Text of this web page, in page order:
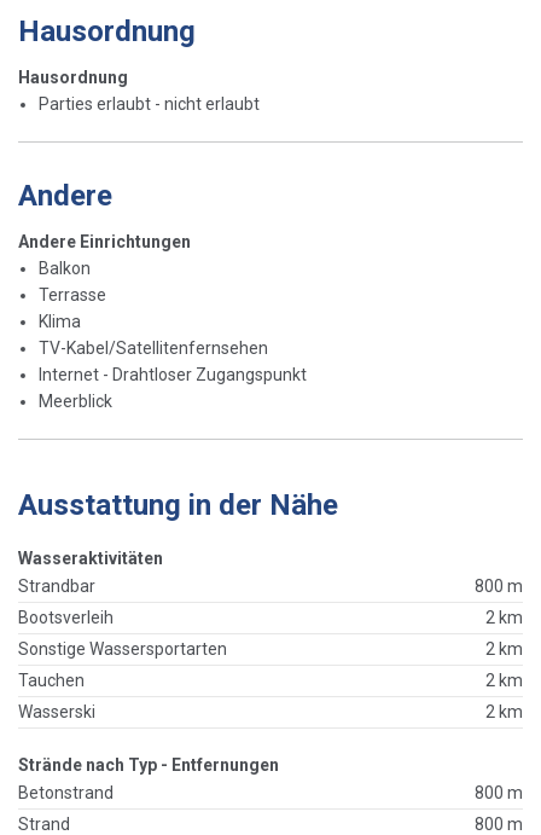
Hausordnung
Hausordnung
Parties erlaubt - nicht erlaubt
Andere
Andere Einrichtungen
Balkon
Terrasse
Klima
TV-Kabel/Satellitenfernsehen
Internet - Drahtloser Zugangspunkt
Meerblick
Ausstattung in der Nähe
Wasseraktivitäten
Strandbar
800 m
Bootsverleih
2 km
Sonstige Wassersportarten
2 km
Tauchen
2 km
Wasserski
2 km
Strände nach Typ - Entfernungen
Betonstrand
800 m
Strand
800 m